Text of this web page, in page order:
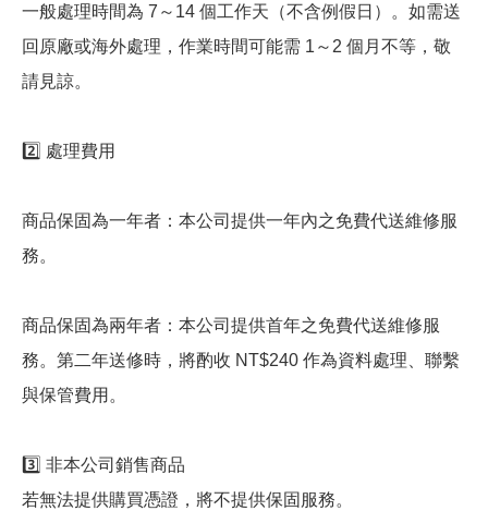
一般處理時間為 7～14 個工作天（不含例假日）。如需送
回原廠或海外處理，作業時間可能需 1～2 個月不等，敬
請見諒。
2️⃣ 處理費用
商品保固為一年者：本公司提供一年內之免費代送維修服
務。
商品保固為兩年者：本公司提供首年之免費代送維修服
務。第二年送修時，將酌收 NT$240 作為資料處理、聯繫
與保管費用。
3️⃣ 非本公司銷售商品
若無法提供購買憑證，將不提供保固服務。